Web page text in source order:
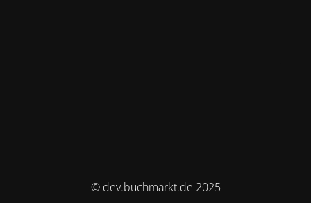
© dev.buchmarkt.de 2025